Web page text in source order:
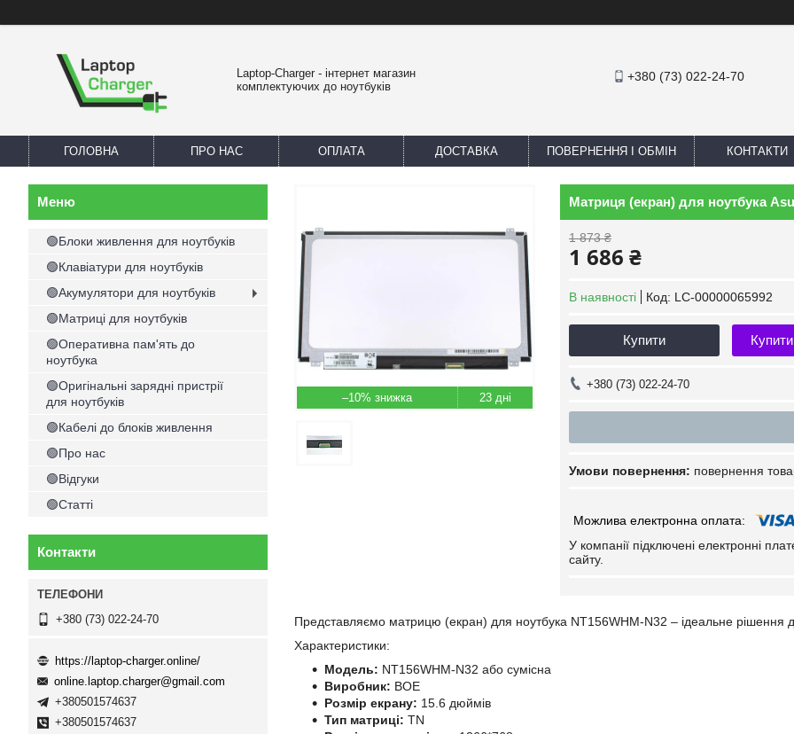
Laptop-Charger - інтернет магазин
комплектуючих до ноутбуків
+380 (73) 022-24-70
ГОЛОВНА ПРО НАС ОПЛАТА ДОСТАВКА ПОВЕРНЕННЯ І ОБМІН КОНТАКТИ
–10% 23 дні
Матриця (екран) для ноутбука
1 873 ₴
1 686 ₴
В наявності Код: LC-00000065992
Купити
+380 (73) 022-24-70
повернення
У компанії підключені електронні
сайту.
Представляємо матрицю (екран) для ноутбука NT156WHM-N32 – ідеальне рішення
Характеристики:
Модель: NT156WHM-N32 або сумісна
Виробник: BOE
Розмір екрану: 15.6 дюймів
Тип матриці: TN
🟢Блоки живлення для ноутбуків
🟢Клавіатури для ноутбуків
🟢Акумулятори для ноутбуків
🟢Матриці для ноутбуків
🟢Оперативна пам'ять до
ноутбука
🟢Оригінальні зарядні пристрії
для ноутбуків
🟢Кабелі до блоків живлення
🟢Про нас
🟢Відгуки
🟢Статті
Контакти
+380 (73) 022-24-70
https://laptop-charger.online/
online.laptop.charger@gmail.com
+380501574637
+380501574637